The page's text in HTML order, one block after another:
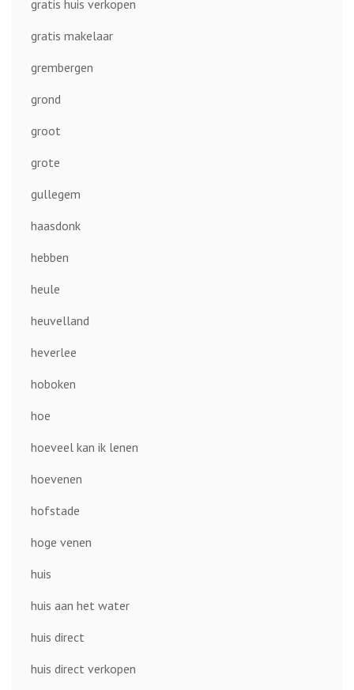
gratis huis verkopen
gratis makelaar
grembergen
grond
groot
grote
gullegem
haasdonk
hebben
heule
heuvelland
heverlee
hoboken
hoe
hoeveel kan ik lenen
hoevenen
hofstade
hoge venen
huis
huis aan het water
huis direct
huis direct verkopen